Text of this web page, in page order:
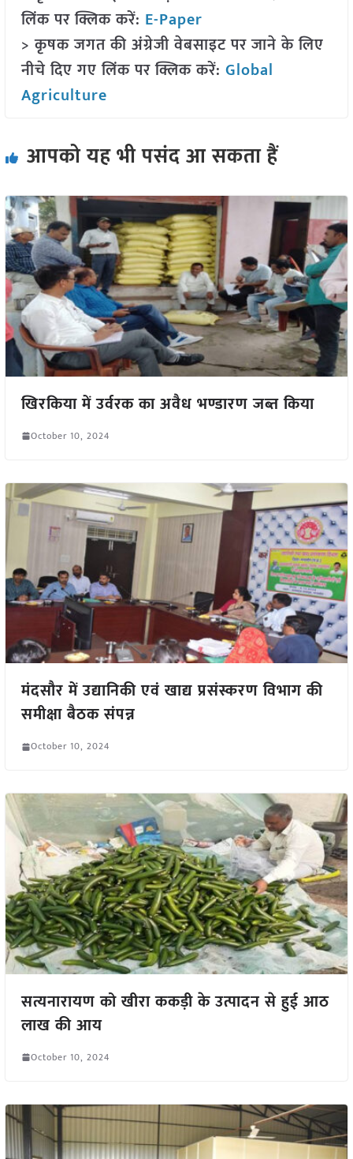
लिंक पर क्लिक करें: E-Paper
> कृषक जगत की अंग्रेजी वेबसाइट पर जाने के लिए
नीचे दिए गए लिंक पर क्लिक करें: Global
Agriculture
आपको यह भी पसंद आ सकता हैं
खिरकिया में उर्वरक का अवैध भण्डारण जब्त किया
October 10, 2024
मंदसौर में उद्यानिकी एवं खाद्य प्रसंस्करण विभाग की
समीक्षा बैठक संपन्न
October 10, 2024
सत्यनारायण को खीरा ककड़ी के उत्पादन से हुई आठ
लाख की आय
October 10, 2024